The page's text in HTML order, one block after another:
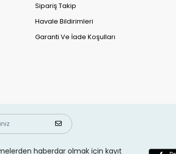
Sipariş Takip
Havale Bildirimleri
Garanti Ve İade Koşulları
haberdar olmak için kayıt